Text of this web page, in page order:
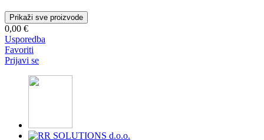
Prikaži sve proizvode
0,00 €
Usporedba
Favoriti
Prijavi se